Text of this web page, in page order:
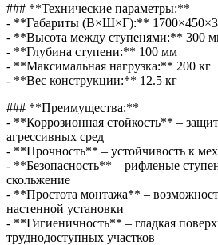
### **Технические параметры:**
- **Габариты (В×Ш×Г):**
- **Высота между ступенями:** 300
- **Глубина ступени:** 100 мм
- **Максимальная нагрузка:** 200 кг
- **Вес конструкции:** 12.5 кг
### **Преимущества:**
- **Коррозионная стойкость** –
агрессивных сред
- **Прочность** – устойчивость к
- **Безопасность** – рифленые
скольжение
- **Простота монтажа** –
настенной установки
- **Гигиеничность** – гладкая
труднодоступных участков